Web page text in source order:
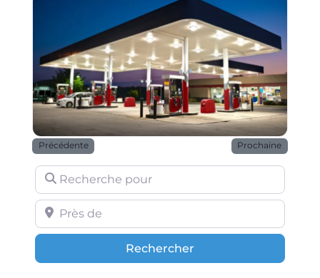
Précédente Prochaine
Recherche pour
Près de
RechercherRechercher